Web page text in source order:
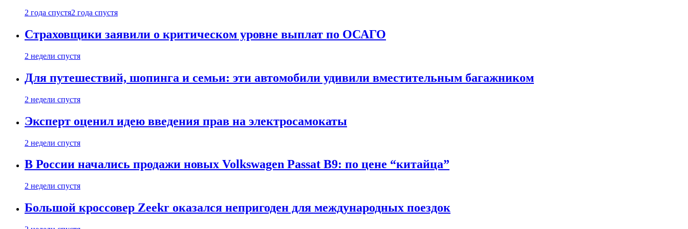
2 года спустя2 года спустя
Страховщики заявили о критическом уровне выплат по ОСАГО
2 недели спустя
Для путешествий, шопинга и семьи: эти автомобили удивили вместительным багажником
2 недели спустя
Эксперт оценил идею введения прав на электросамокаты
2 недели спустя
В России начались продажи новых Volkswagen Passat B9: по цене “китайца”
2 недели спустя
Большой кроссовер Zeekr оказался непригоден для международных поездок